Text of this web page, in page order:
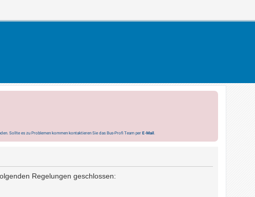
Sollte es zu Problemen kommen kontaktieren Sie das Bus-Profi Team per E-Mail.
Regelungen geschlossen: